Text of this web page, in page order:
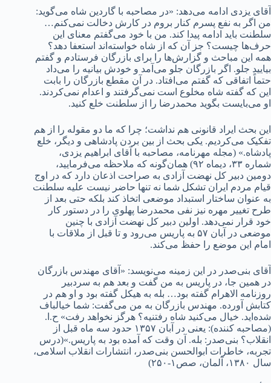
آقای یزدی ادامه می‌دهد: «در مصاحبه با گاردین شاه می‌گوید:
من اگر به نفع پسرم کنار بروم در کارش دخالت نمی‌کنم…
سلطنت باید ادامه پیدا کند. من با خود می‌گفتم معنای این
حرف‌ها چیست؟ جز آن که از شاه خواسته‌اند استعفا دهد؟
همه این مباحث و گزارش‌ها را برای بازرگان فرستادم و گفتم
بیایید جلو. اگر بازرگان جلو می‌آمد و خودش بیانیه را می‌داد
حتماً اتفاقی که گفتم می‌افتاد. در آن مقطع بازرگان را بابت
این که گفته شاه مخلوع است نمی‌گرفتند و اعدام نمی‌کردند.
او می‌بایست بگوید محمدرضا را از سلطنت خلع کنید.
این بحث ایراد قانونی هم نداشت؛ چرا که ما دو مقوله را از هم
تفکیک می‌کردیم. یکی بحث از بین بردن پادشاهی و دیگر، خلع
پادشاه.» (مجله مهرنامه، مصاحبه با آقای ابراهیم یزدی،
شماره ۳۳، دیماه ۹۲) همان‌گونه که ملاحظه می‌فرمایید،
دومین دبیر کل نهضت آزادی به صراحت اذعان دارد که در اوج
قیام مردم ایران تشکل شما نه تنها حاضر نیست علیه سلطنت
به عنوان ساختار استبداد موضعی اتخاذ کند بلکه حتی بعد از
طرح تغییر مهره نیز نفی محمدرضا پهلوی را در دستور کار
خود قرار نمی‌دهد. اولین دبیر کل نهضت آزادی با چنین
موضعی در آبان ۵۷ به پاریس می‌رود و تا قبل از ملاقات با
امام این موضع را حفظ می‌کند.
آقای بنی‌صدر در این زمینه می‌نویسد: «آقای مهندس بازرگان
در همین جا، در پاریس به من گفت و بعد هم به سردبیر
روزنامه الاهرام گفته بود… بله به هیکل گفته بود و او هم در
کتابش آورده. مهندس بازرگان به من می‌گفت: شما خیالباف
شده‌اید. خیال می‌کنید شاه رفتنیه؟ هرگز نخواهد رفت» ح.ا.
(مصاحبه کننده): یعنی در آبان ۱۳۵۷ حدود سه ماه قبل از
انقلاب؟ بنی‌صدر: بله. آن وقت که آمده بود به پاریس.»(درس
تجربه، خاطرات ابوالحسن بنی‌صدر، انتشارات انقلاب اسلامی،
سال ۱۳۸۰، آلمان، صص۱-۲۵۰)